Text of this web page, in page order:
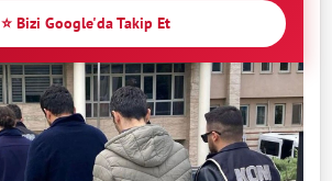
⭐ Bizi Google'da Takip Et